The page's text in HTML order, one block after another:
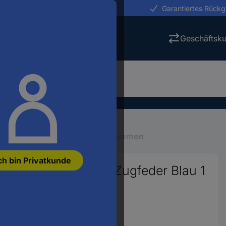
bin Privatkunde
Garantiertes
Reihenklemmen Reihenklemmen
6.2 mm Zugfeder Blau 1